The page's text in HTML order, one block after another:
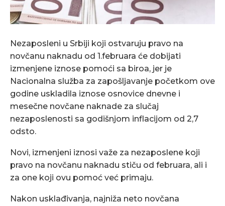
Nezaposleni u Srbiji koji ostvaruju pravo na
novčanu naknadu od 1.februara će dobijati
izmenjene iznose pomoći sa biroa, jer je
Nacionalna služba za zapošljavanje početkom ove
godine uskladila iznose osnovice dnevne i
mesečne novčane naknade za slučaj
nezaposlenosti sa godišnjom inflacijom od 2,7
odsto.
Novi, izmenjeni iznosi važe za nezaposlene koji
pravo na novčanu naknadu stiču od februara, ali i
za one koji ovu pomoć već primaju.
Nakon usklađivanja, najniža neto novčana